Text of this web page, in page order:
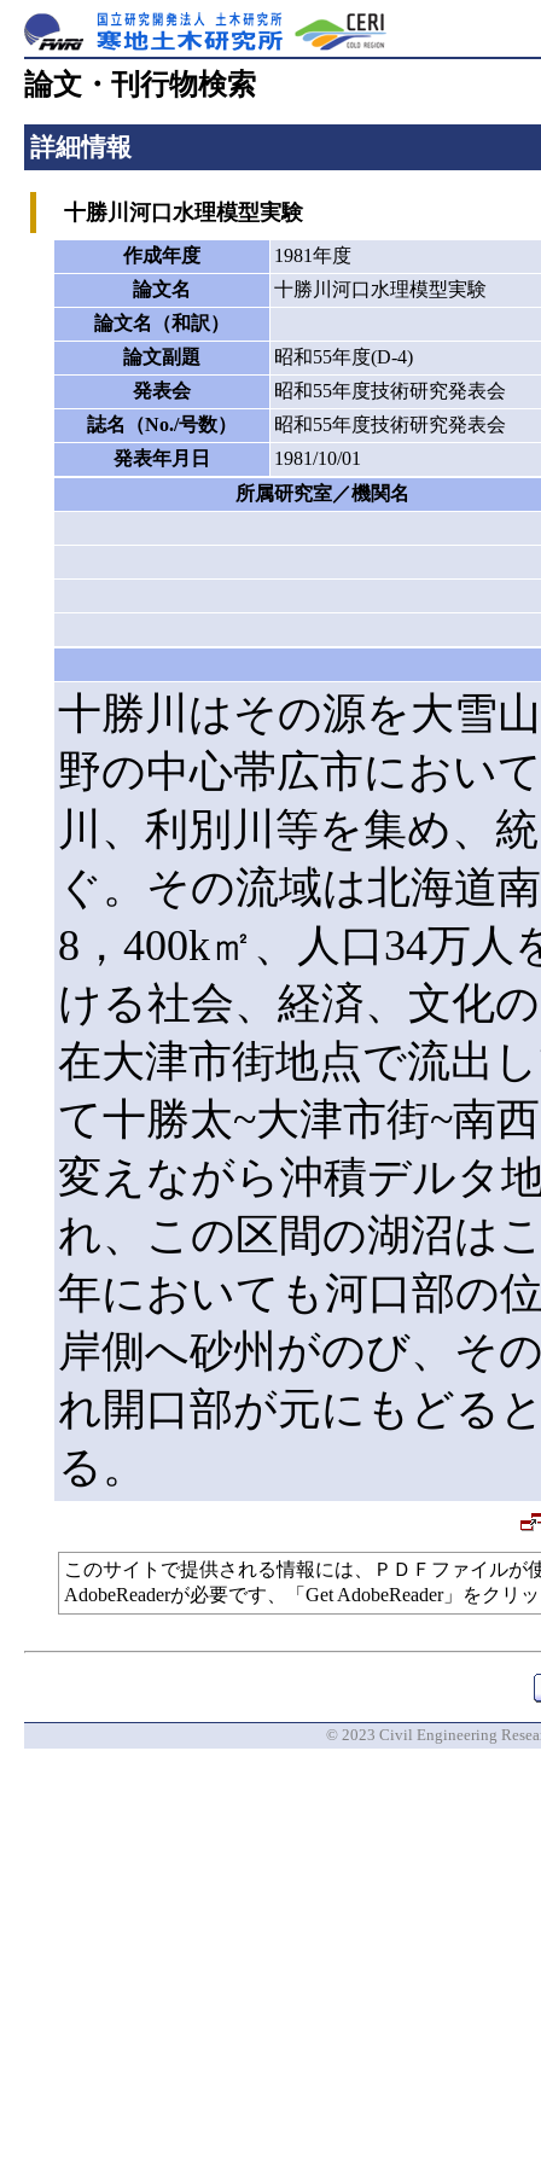
論文・刊行物検索
詳細情報
十勝川河口水理模型実験
作成年度
1981年度
論文名
十勝川河口水理模型実験
論文名（和訳）
論文副題
昭和55年度(D-4)
発表会
昭和55年度技術研究発表会
誌名（No./号数）
昭和55年度技術研究発表会
発表年月日
1981/10/01
所属研究室／機関名
十勝川はその源を大雪
野の中心帯広市におい
川、利別川等を集め、
ぐ。その流域は北海道
8，400k㎡、人口34万
ける社会、経済、文化
在大津市街地点で流出
て十勝太~大津市街~南
変えながら沖積デルタ
れ、この区間の湖沼は
年においても河口部の
岸側へ砂州がのび、そ
れ開口部が元にもどる
る。
このサイトで提供される情報には、ＰＤＦファイル
AdobeReaderが必要です、「Get AdobeReader」をク
© 2023 Civil Engineering